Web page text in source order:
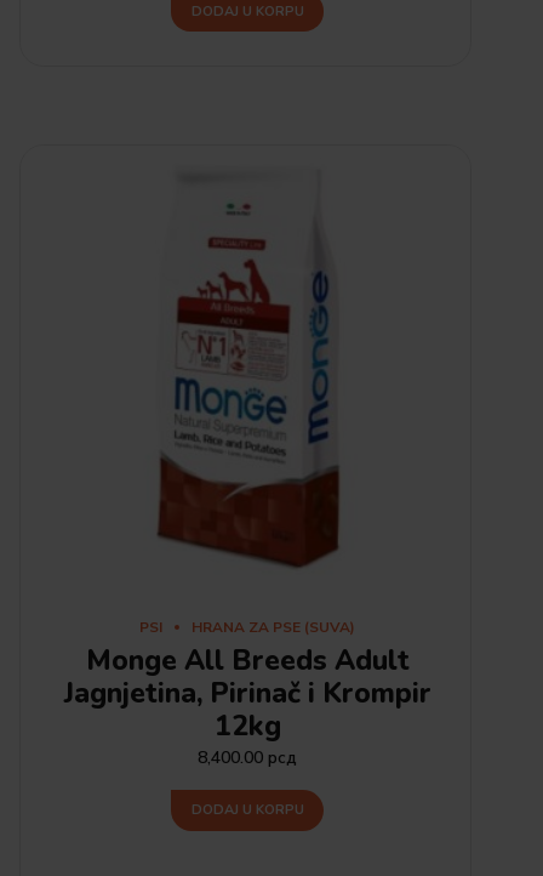
DODAJ U KORPU
PSI HRANA ZA PSE (SUVA)
Monge All Breeds Adult
Jagnjetina, Pirinač i Krompir
12kg
8,400.00 рсд
DODAJ U KORPU